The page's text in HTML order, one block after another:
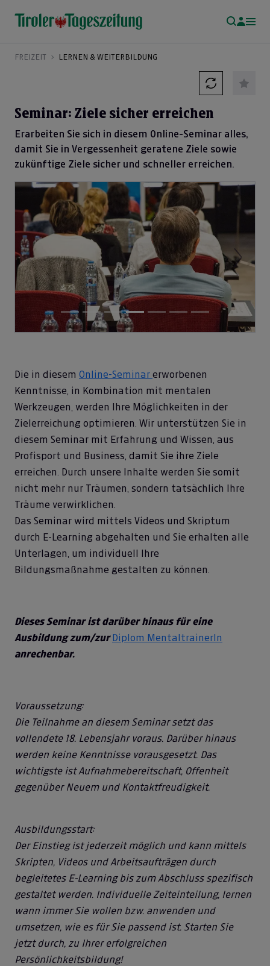
FREIZEIT LERNEN & WEITERBILDUNG
Seminar: Ziele sicher erreichen
Erarbeiten Sie sich in diesem Online-Seminar alles,
damit Sie in Vergessenheit geratene Ziele sowie
zukünftige Ziele sicher und schneller erreichen.
Previous Next
Die in diesem Online-Seminar erworbenen
Kenntnisse, in Kombination mit mentalen
Werkzeugen, werden Ihre Möglichkeiten in der
Zielerreichung optimieren. Wir unterstützen Sie in
diesem Seminar mit Erfahrung und Wissen, aus
Profisport und Business, damit Sie ihre Ziele
erreichen. Durch unsere Inhalte werden Sie somit
nicht mehr nur Träumen, sondern tatsächlich Ihre
Träume verwirklichen.
Das Seminar wird mittels Videos und Skriptum
durch E-Learning abgehalten und Sie erhalten alle
Unterlagen, um individuell Ihre
Bildungsmaßnahme gestalten zu können.
Dieses Seminar ist darüber hinaus für eine
Ausbildung zum/zur Diplom MentaltrainerIn
anrechenbar.
Voraussetzung:
Die Teilnahme an diesem Seminar setzt das
vollendete 18. Lebensjahr voraus. Darüber hinaus
werden keine Kenntnisse vorausgesetzt. Das
wichtigste ist Aufnahmebereitschaft, Offenheit
gegenüber Neuem und Kontaktfreudigkeit.
Ausbildungsstart:
Der Einstieg ist jederzeit möglich und kann mittels
Skripten, Videos und Arbeitsaufträgen durch
begleitetes E-Learning bis zum Abschluss spezifisch
gestaltet werden. Individuelle Zeiteinteilung, lernen
wann immer Sie wollen bzw. anwenden und
umsetzen, wie es für Sie passend ist. Starten Sie
jetzt durch, zu Ihrer erfolgreichen
Persönlichkeitsbildung!